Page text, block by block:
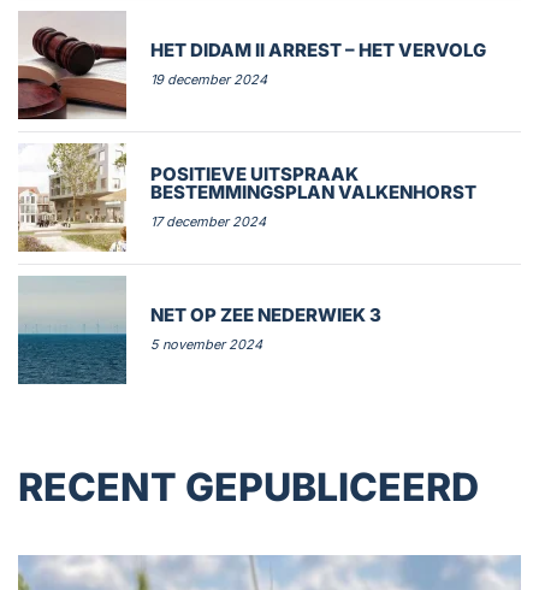
HET DIDAM II ARREST – HET VERVOLG
19 december 2024
POSITIEVE UITSPRAAK
BESTEMMINGSPLAN VALKENHORST
17 december 2024
NET OP ZEE NEDERWIEK 3
5 november 2024
RECENT GEPUBLICEERD